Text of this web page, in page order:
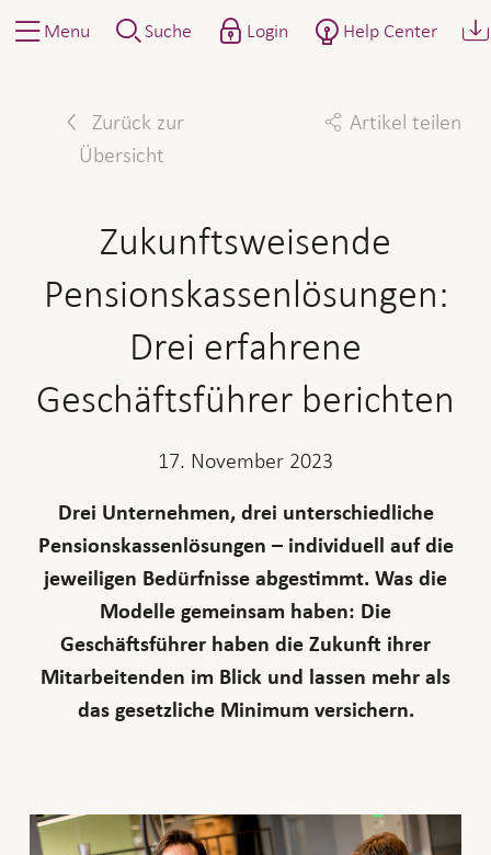
Menu Suche Login Help Center
Zurück zur
Übersicht
Artikel teilen
Zukunftsweisende
Pensionskassenlösungen:
Drei erfahrene
Geschäftsführer berichten
17. November 2023
Drei Unternehmen, drei unterschiedliche
Pensionskassenlösungen – individuell auf die
jeweiligen Bedürfnisse abgestimmt. Was die
Modelle gemeinsam haben: Die
Geschäftsführer haben die Zukunft ihrer
Mitarbeitenden im Blick und lassen mehr als
das gesetzliche Minimum versichern.